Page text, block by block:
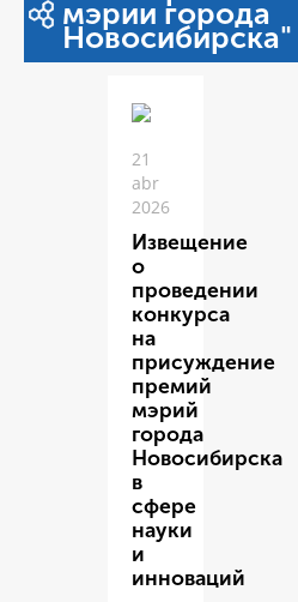
мэрии города
Новосибирска"
21
abr
2026
Извещение
о
проведении
конкурса
на
присуждение
премий
мэрий
города
Новосибирска
в
сфере
науки
и
инноваций